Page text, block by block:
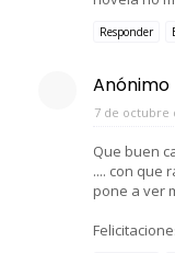
Responder
Anónimo
7 de octubre
Que buen
.... con que
pone a ver